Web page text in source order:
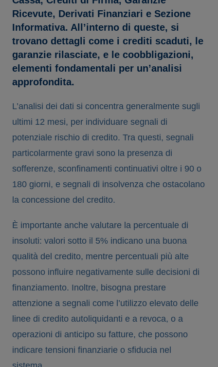
Ricevute, Derivati Finanziari e Sezione
Informativa. All’interno di queste, si
trovano dettagli come i crediti scaduti, le
garanzie rilasciate, e le coobbligazioni,
elementi fondamentali per un’analisi
approfondita.
L’analisi dei dati si concentra generalmente sugli
ultimi 12 mesi, per individuare segnali di
potenziale rischio di credito. Tra questi, segnali
particolarmente gravi sono la presenza di
sofferenze, sconfinamenti continuativi oltre i 90 o
180 giorni, e segnali di insolvenza che ostacolano
la concessione del credito.
È importante anche valutare la percentuale di
insoluti: valori sotto il 5% indicano una buona
qualità del credito, mentre percentuali più alte
possono influire negativamente sulle decisioni di
finanziamento. Inoltre, bisogna prestare
attenzione a segnali come l’utilizzo elevato delle
linee di credito autoliquidanti e a revoca, o a
operazioni di anticipo su fatture, che possono
indicare tensioni finanziarie o sfiducia nel